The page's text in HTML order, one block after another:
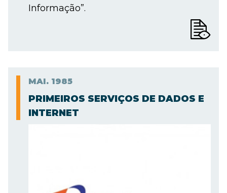
Informação”.
MAI. 1985
PRIMEIROS SERVIÇOS DE DADOS E
INTERNET